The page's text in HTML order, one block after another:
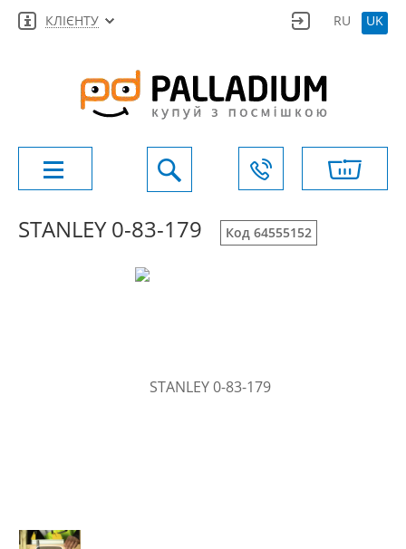
КЛІЄНТУ RU UK
STANLEY 0-83-179 Код 64555152